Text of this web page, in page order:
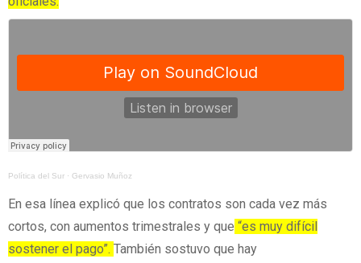
Política del Sur · Gervasio Muñoz
En esa línea explicó que los contratos son cada vez más
cortos, con aumentos trimestrales y que “es muy difícil
sostener el pago”. También sostuvo que hay